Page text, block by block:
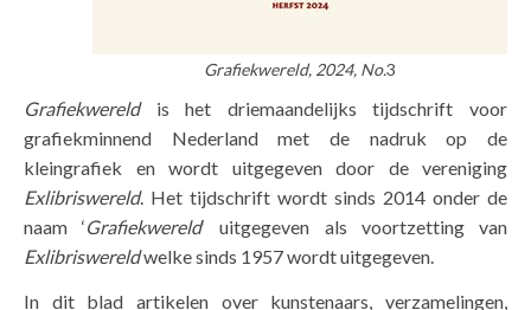
Grafiekwereld, 2024, No.3
Grafiekwereldis het driemaandelijks tijdschrift voor
grafiekminnend Nederland met de nadruk op de
kleingrafiek en wordt uitgegeven door de vereniging
Exlibriswereld. Het tijdschrift wordt sinds 2014 onder de
naam ‘Grafiekwereld‘ uitgegeven als voortzetting van
Exlibriswereldwelke sinds 1957 wordt uitgegeven.
In dit blad artikelen over kunstenaars, verzamelingen,